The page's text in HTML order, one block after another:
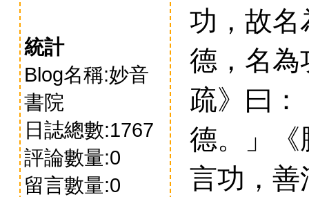
統計
Blog名稱:妙音
書院
日誌總數:1767
評論數量:0
留言數量:0
功，故
德，名
疏》曰
德。」
言功，